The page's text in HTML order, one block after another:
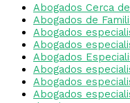
Abogados Cerca
Abogados de
Abogados
Abogados
Abogados
Abogados
Abogados
Abogados